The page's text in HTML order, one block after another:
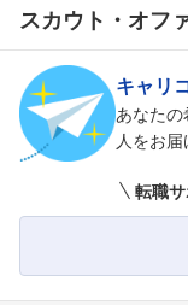
スカウト・オフ
キャリ
あなた
人をお届
転職